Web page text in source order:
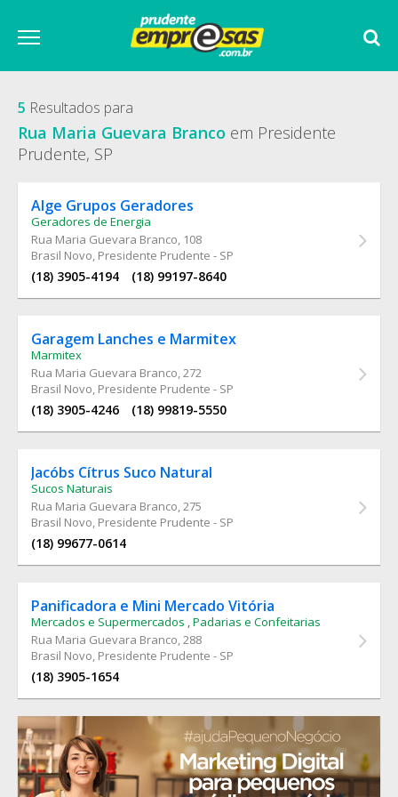
5 Resultados para
Rua Maria Guevara Branco em Presidente
Prudente, SP
Alge Grupos Geradores
Geradores de Energia
Rua Maria Guevara Branco, 108
Brasil Novo, Presidente Prudente - SP
(18) 3905-4194 (18) 99197-8640
Garagem Lanches e Marmitex
Marmitex
Rua Maria Guevara Branco, 272
Brasil Novo, Presidente Prudente - SP
(18) 3905-4246 (18) 99819-5550
Jacóbs Cítrus Suco Natural
Sucos Naturais
Rua Maria Guevara Branco, 275
Brasil Novo, Presidente Prudente - SP
(18) 99677-0614
Panificadora e Mini Mercado Vitória
Mercados e Supermercados ,Padarias e Confeitarias
Rua Maria Guevara Branco, 288
Brasil Novo, Presidente Prudente - SP
(18) 3905-1654